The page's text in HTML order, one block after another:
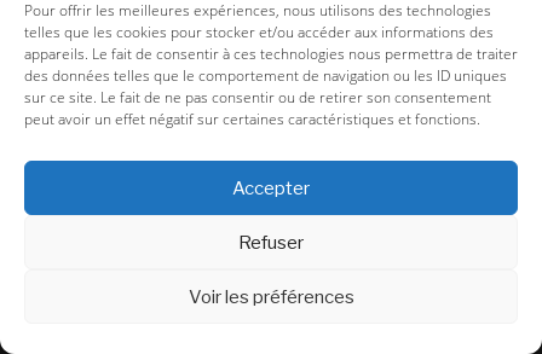
Pour offrir les meilleures expériences, nous utilisons des technologies
telles que les cookies pour stocker et/ou accéder aux informations des
appareils. Le fait de consentir à ces technologies nous permettra de traiter
des données telles que le comportement de navigation ou les ID uniques
sur ce site. Le fait de ne pas consentir ou de retirer son consentement
peut avoir un effet négatif sur certaines caractéristiques et fonctions.
Accepter
Refuser
Voir les préférences
Jean François Lepage, redessine la photo.